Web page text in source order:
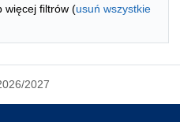
więcej filtrów (usuń wszystkie
2027